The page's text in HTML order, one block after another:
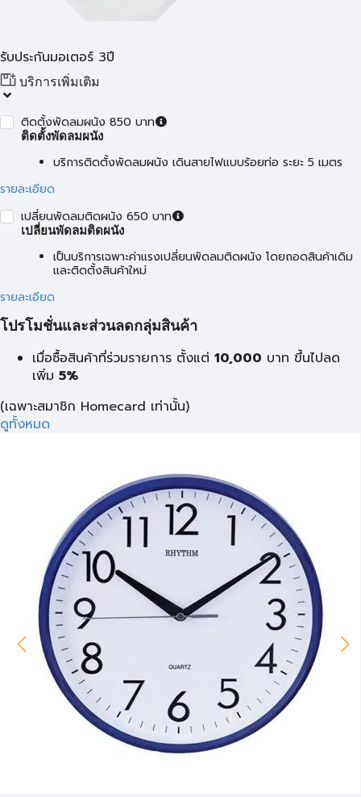
รับประกันมอเตอร์ 3ปี
บริการเพิ่มเติม
ติดตั้งพัดลมผนัง 850 บาท
ติดตั้งพัดลมผนัง
บริการติดตั้งพัดลมผนัง เดินสายไฟแบบร้อยท่อ ระยะ 5 เมตร
รายละเอียด
เปลี่ยนพัดลมติดผนัง 650 บาท
เปลี่ยนพัดลมติดผนัง
เป็นบริการเฉพาะค่าแรงเปลี่ยนพัดลมติดผนัง โดยถอดสินค้าเดิม
และติดตั้งสินค้าใหม่
รายละเอียด
โปรโมชั่นและส่วนลดกลุ่มสินค้า
เมื่อซื้อสินค้าที่ร่วมรายการ ตั้งแต่ 10,000 บาท ขึ้นไปลด
เพิ่ม 5%
(เฉพาะสมาชิก Homecard เท่านั้น)
ดูทั้งหมด